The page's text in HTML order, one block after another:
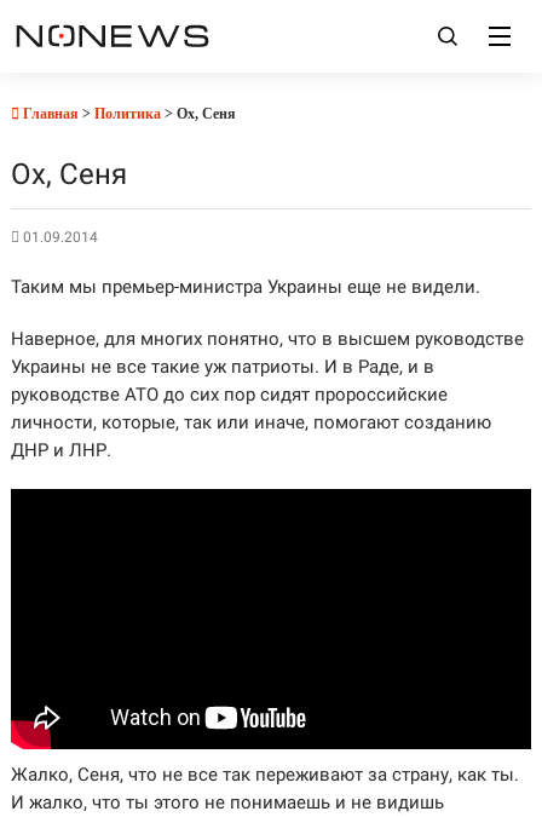
Главная > Политика> Ох, Сеня
Ох, Сеня
01.09.2014
Таким мы премьер-министра Украины еще не видели.
Наверное, для многих понятно, что в высшем руководстве
Украины не все такие уж патриоты. И в Раде, и в
руководстве АТО до сих пор сидят пророссийские
личности, которые, так или иначе, помогают созданию
ДНР и ЛНР.
Жалко, Сеня, что не все так переживают за страну, как ты.
И жалко, что ты этого не понимаешь и не видишь